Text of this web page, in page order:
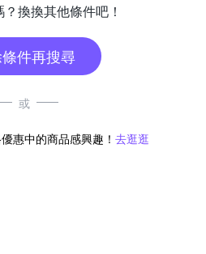
換換其他條件吧！
件再搜尋
或
惠中的商品感興趣！ 去逛逛